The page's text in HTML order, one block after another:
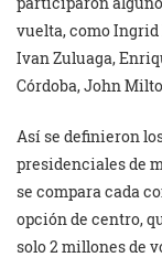
vuelta, como Ingrid
Ivan Zuluaga,
Córdoba, John
Así se definieron
presidenciales de
se compara cada
opción de centro,
solo 2 millones de